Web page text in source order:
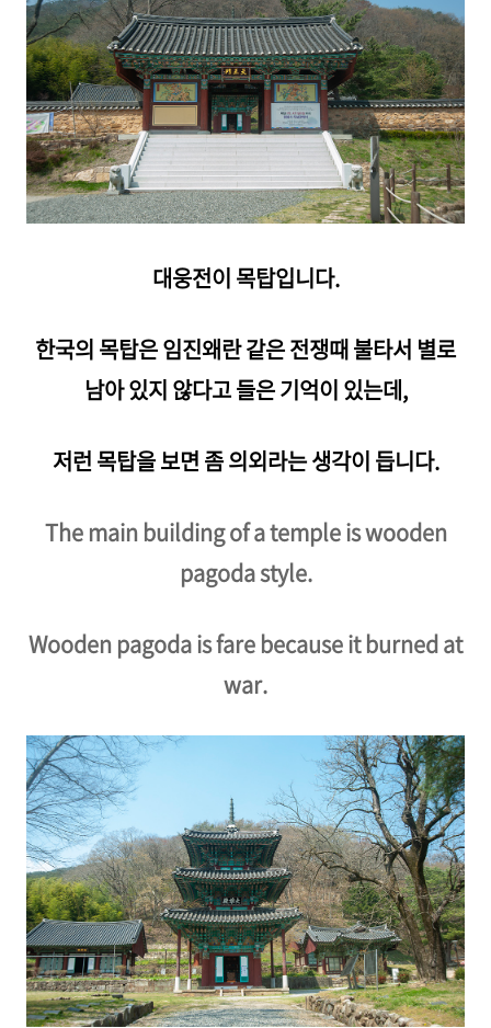
대웅전이 목탑입니다.
한국의 목탑은 임진왜란 같은 전쟁때 불타서 별로
남아 있지 않다고 들은 기억이 있는데,
저런 목탑을 보면 좀 의외라는 생각이 듭니다.
The main building of a temple is wooden
pagoda style.
Wooden pagoda is fare because it burned at
war.